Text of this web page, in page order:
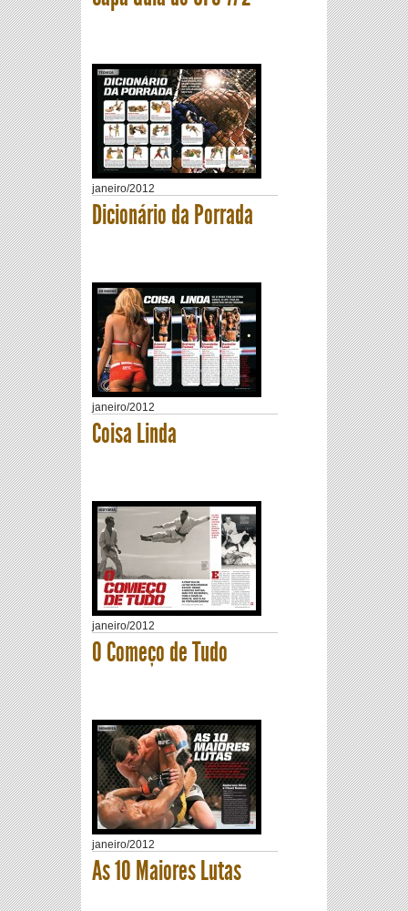
janeiro/2012
Dicionário da Porrada
janeiro/2012
Coisa Linda
janeiro/2012
O Começo de Tudo
janeiro/2012
As 10 Maiores Lutas